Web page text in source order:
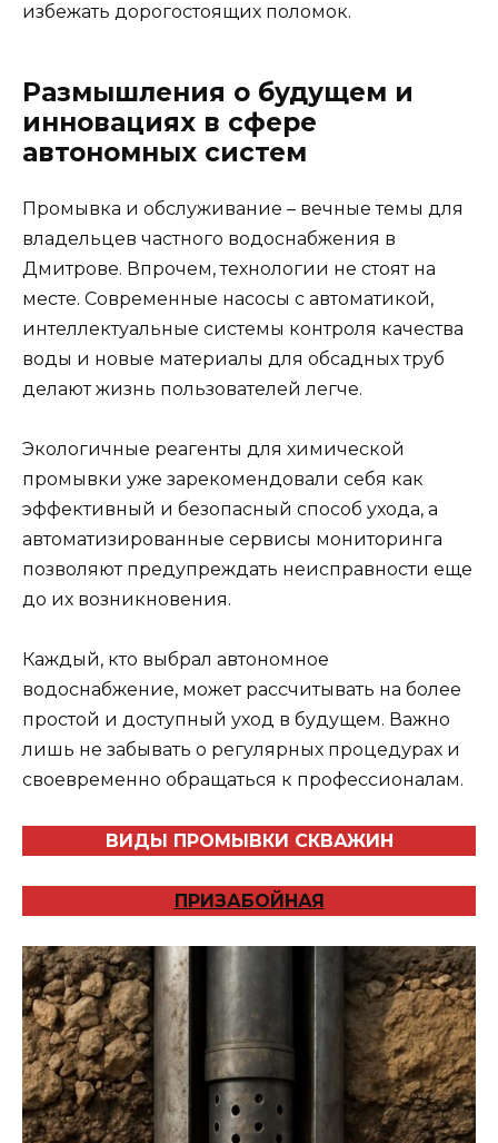
избежать дорогостоящих поломок.
Размышления о будущем и
инновациях в сфере
автономных систем
Промывка и обслуживание – вечные темы для
владельцев частного водоснабжения в
Дмитрове. Впрочем, технологии не стоят на
месте. Современные насосы с автоматикой,
интеллектуальные системы контроля качества
воды и новые материалы для обсадных труб
делают жизнь пользователей легче.
Экологичные реагенты для химической
промывки уже зарекомендовали себя как
эффективный и безопасный способ ухода, а
автоматизированные сервисы мониторинга
позволяют предупреждать неисправности еще
до их возникновения.
Каждый, кто выбрал автономное
водоснабжение, может рассчитывать на более
простой и доступный уход в будущем. Важно
лишь не забывать о регулярных процедурах и
своевременно обращаться к профессионалам.
ВИДЫ ПРОМЫВКИ СКВАЖИН
ПРИЗАБОЙНАЯ